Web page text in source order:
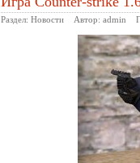
Раздел: Новости Автор: admin